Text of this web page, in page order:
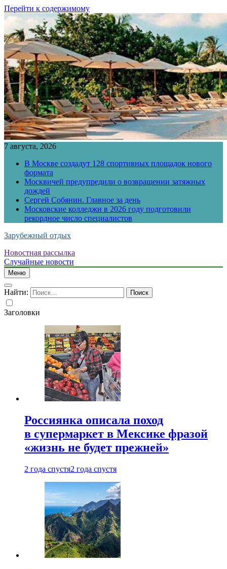
Перейти к содержимому
7 августа, 2026
В Москве создадут 128 спортивных площадок нового
формата
Москвичей предупредили о возвращении затяжных
дождей
Сергей Собянин. Главное за день
Московские колледжи в 2026 году подготовили
рекордное число специалистов
Зарубежный отдых
Новостная рассылка
Случайные новости
Меню
Найти:
Заголовки
Россиянка описала поход
в супермаркет в Мексике фразой
«жизнь не будет прежней»
2 года спустя2 года спустя